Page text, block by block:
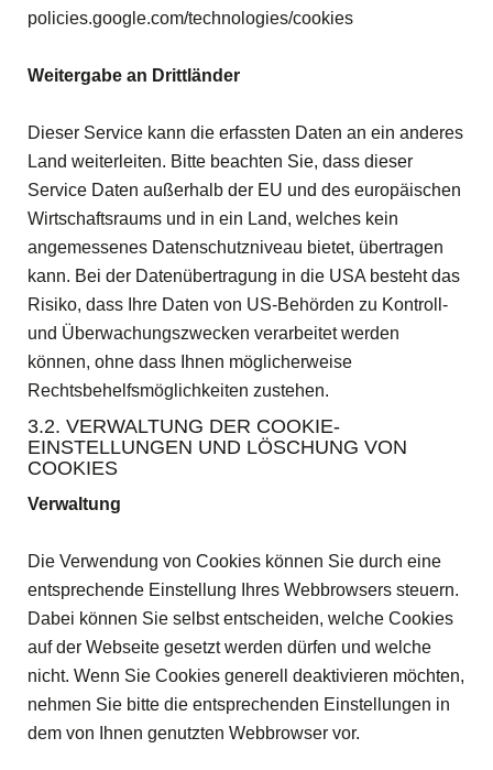
policies.google.com/technologies/cookies
Weitergabe an Drittländer
Dieser Service kann die erfassten Daten an ein anderes
Land weiterleiten. Bitte beachten Sie, dass dieser
Service Daten außerhalb der EU und des europäischen
Wirtschaftsraums und in ein Land, welches kein
angemessenes Datenschutzniveau bietet, übertragen
kann. Bei der Datenübertragung in die USA besteht das
Risiko, dass Ihre Daten von US-Behörden zu Kontroll-
und Überwachungszwecken verarbeitet werden
können, ohne dass Ihnen möglicherweise
Rechtsbehelfsmöglichkeiten zustehen.
3.2. VERWALTUNG DER COOKIE-
EINSTELLUNGEN UND LÖSCHUNG VON
COOKIES
Verwaltung
Die Verwendung von Cookies können Sie durch eine
entsprechende Einstellung Ihres Webbrowsers steuern.
Dabei können Sie selbst entscheiden, welche Cookies
auf der Webseite gesetzt werden dürfen und welche
nicht. Wenn Sie Cookies generell deaktivieren möchten,
nehmen Sie bitte die entsprechenden Einstellungen in
dem von Ihnen genutzten Webbrowser vor.